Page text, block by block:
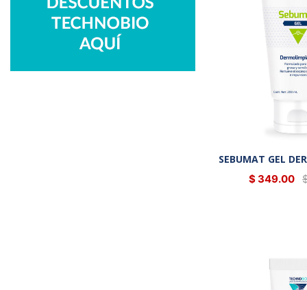
SEBUMAT GEL
$ 349.00